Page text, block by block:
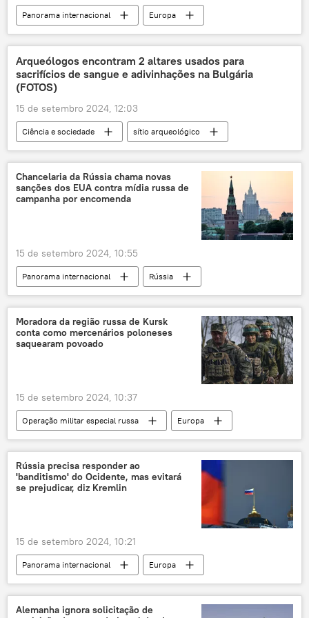
Panorama internacional
Europa
Rússia
Ucrânia
OTAN
Organização do Tratado do Atlântico Norte
Reino Unido
EUA
Joe Biden
Keir Starmer
Ocidente
Vladimir Zelensky
ONU
Casa Branca
Arqueólogos encontram 2 altares usados para
sacrifícios de sangue e adivinhações na Bulgária
(FOTOS)
15 de setembro 2024, 12:03
Ciência e sociedade
sítio arqueológico
Arqueologia
Ciência e Tecnologia
Alexandre, o Grande
Bulgária
Bálcãs
santuário
descoberta
Chancelaria da Rússia chama novas
sanções dos EUA contra mídia russa de
campanha por encomenda
15 de setembro 2024, 10:55
Panorama internacional
Rússia
Américas
Maria Zakharova
Antony Blinken
Estados Unidos
Moscou
Washington
Chancelaria
liberdade de imprensa
liberdade de informação
Moradora da região russa de Kursk
conta como mercenários poloneses
saquearam povoado
15 de setembro 2024, 10:37
Operação militar especial russa
Europa
Rússia
Moscou
Ministério da Defesa
Ucrânia
Forças Armadas da Ucrânia
mercenários
Rússia precisa responder ao
'banditismo' do Ocidente, mas evitará
se prejudicar, diz Kremlin
15 de setembro 2024, 10:21
Panorama internacional
Europa
Rússia
Moscou
Kremlin
Dmitry Peskov
matéria-prima
Alemanha ignora solicitação de